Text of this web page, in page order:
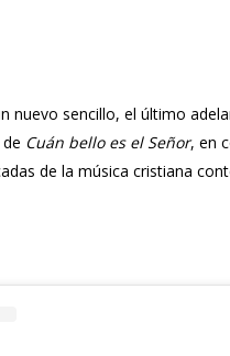
nuevo sencillo, el último
Cuán bello es el Señor, en
de la música cristiana